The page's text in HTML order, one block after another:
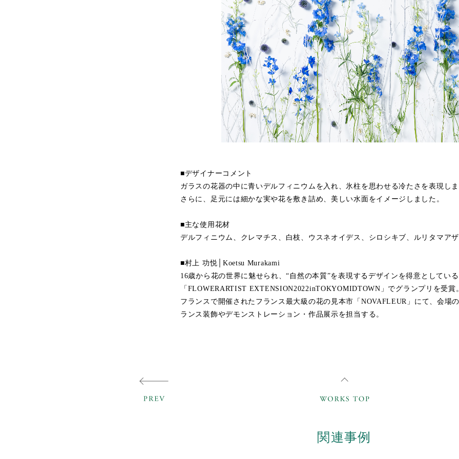
■デザイナーコメント
ガラスの花器の中に青いデルフィニウムを入れ、氷柱を思わせる冷たさを表現し
さらに、足元には細かな実や花を敷き詰め、美しい水面をイメージしました。
■主な使用花材
デルフィニウム、クレマチス、白枝、ウスネオイデス、シロシキブ、ルリタマア
■村上 功悦│Koetsu Murakami
16歳から花の世界に魅せられ、“自然の本質”を表現するデザインを得意としてい
「FLOWERARTIST EXTENSION2022inTOKYOMIDTOWN」でグランプリを受賞
フランスで開催されたフランス最大級の花の見本市「NOVAFLEUR」にて、会場
ランス装飾やデモンストレーション・作品展示を担当する。
関連事例